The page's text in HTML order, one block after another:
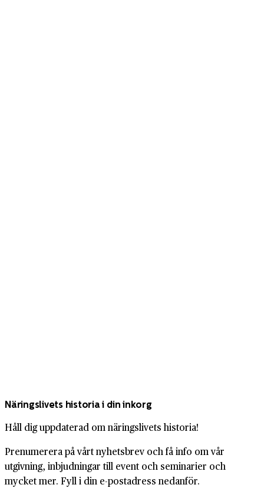
Näringslivets historia i din inkorg
Håll dig uppdaterad om näringslivets historia!
Prenumerera på vårt nyhetsbrev och få info om vår
utgivning, inbjudningar till event och seminarier och
mycket mer. Fyll i din e-postadress nedanför.